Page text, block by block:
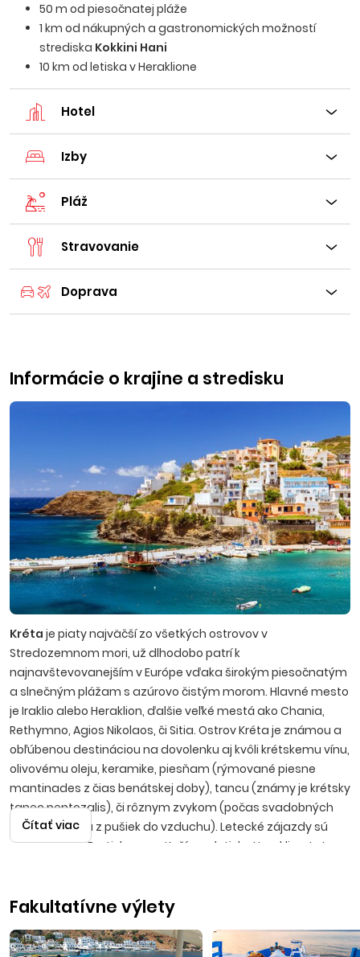
50 m od piesočnatej pláže
1 km od nákupných a gastronomických možností
strediska Kokkini Hani
10 km od letiska v Heraklione
Hotel
Izby
Pláž
Stravovanie
Doprava
Informácie o krajine a stredisku
Kréta je piaty najväčší zo všetkých ostrovov v
Stredozemnom mori, už dlhodobo patrí k
najnavštevovanejším v Európe vďaka širokým piesočnatým
a slnečným plážam s azúrovo čistým morom. Hlavné mesto
je Iraklio alebo Heraklion, ďalšie veľké mestá ako Chania,
Rethymno, Agios Nikolaos, či Sitia. Ostrov Kréta je známou a
obľúbenou destináciou na dovolenku aj kvôli krétskemu vínu,
olivovému oleju, keramike, piesňam (rýmované piesne
mantinades z čias benátskej doby), tancu (známy je krétsky
tanec pentozalis), či rôznym zvykom (počas svadobných
hostín strieľajú z pušiek do vzduchu). Letecké zájazdy sú
realizované z Bratislavy a z Košíc na letisko Heraklion. Let
Čítať viac
Fakultatívne výlety